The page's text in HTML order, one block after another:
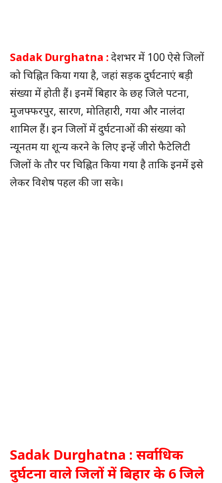
Sadak Durghatna :देशभर में 100 ऐसे जिलों
को चिह्नित किया गया है, जहां सड़क दुर्घटनाएं बड़ी
संख्या में होती हैं। इनमें बिहार के छह जिले पटना,
मुजफ्फरपुर, सारण, मोतिहारी, गया और नालंदा
शामिल हैं। इन जिलों में दुर्घटनाओं की संख्या को
न्यूनतम या शून्य करने के लिए इन्हें जीरो फैटेलिटी
जिलों के तौर पर चिह्नित किया गया है ताकि इनमें इसे
लेकर विशेष पहल की जा सके।
Sadak Durghatna : सर्वाधिक
दुर्घटना वाले जिलों में बिहार के 6 जिले